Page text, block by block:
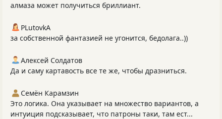
алмаза может получиться бриллиант.
PLutоvkА
за собственной фантазией не угонится, бедолага..))
Алексей Солдатов
Да и саму картавость все те же, чтобы дразниться.
Семён Карамзин
Это логика. Она указывает на множество вариантов, а
интуиция подсказывает, что патроны таки, там ест...